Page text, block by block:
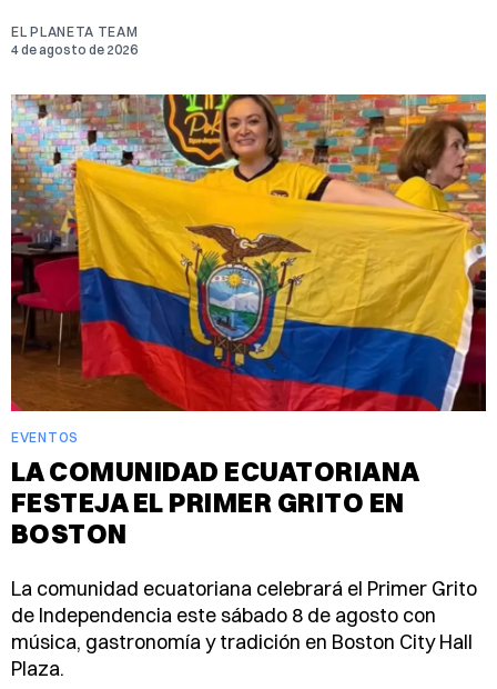
EL PLANETA TEAM
4 de agosto de 2026
EVENTOS
LA COMUNIDAD ECUATORIANA
FESTEJA EL PRIMER GRITO EN
BOSTON
La comunidad ecuatoriana celebrará el Primer Grito
de Independencia este sábado 8 de agosto con
música, gastronomía y tradición en Boston City Hall
Plaza.